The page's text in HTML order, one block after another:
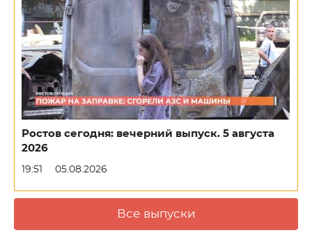
Ростов сегодня: вечерний выпуск. 5 августа
2026
19:51 05.08.2026
Все выпуски